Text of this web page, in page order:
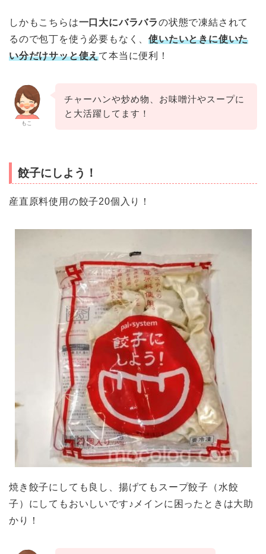
しかもこちらは一口大にバラバラの状態で凍結されて
るので包丁を使う必要もなく、使いたいときに使いた
い分だけサッと使えて本当に便利！
もこ
チャーハンや炒め物、お味噌汁やスープに
と大活躍してます！
餃子にしよう！
産直原料使用の餃子20個入り！
焼き餃子にしても良し、揚げてもスープ餃子（水餃
子）にしてもおいしいです♪メインに困ったときは大助
かり！